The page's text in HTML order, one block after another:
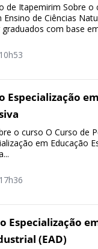
de Itapemirim Sobre o
Ensino de Ciências
com base
10h53
Especialização
o curso O Curso de
em Educação
17h36
Especialização
(EAD)